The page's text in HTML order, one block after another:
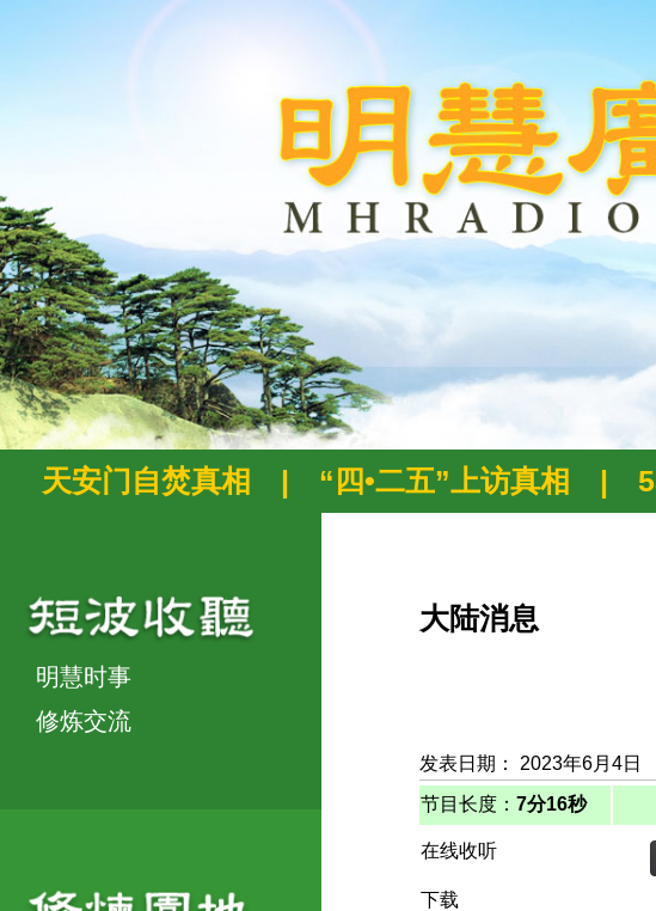
天安门自焚真相 | “四•二五”上访真相 |
明慧时事
修炼交流
大陆消息
发表日期： 2023年6月4日
节目长度： 7分16秒
在线收听
下载